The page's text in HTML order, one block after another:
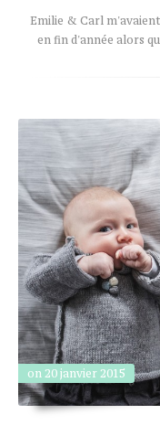
Emilie & Carl
en fin d'année alors
on 20 janvier 2015